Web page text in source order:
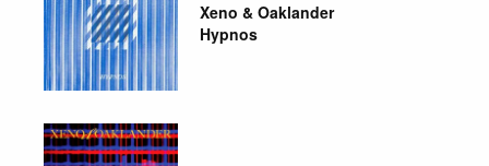
Xeno & Oaklander
Hypnos